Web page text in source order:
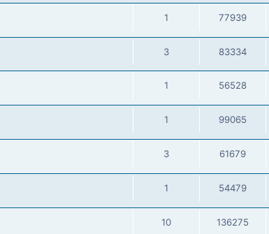
1 77939
3 83334
1 56528
1 99065
3 61679
1 54479
10 136275